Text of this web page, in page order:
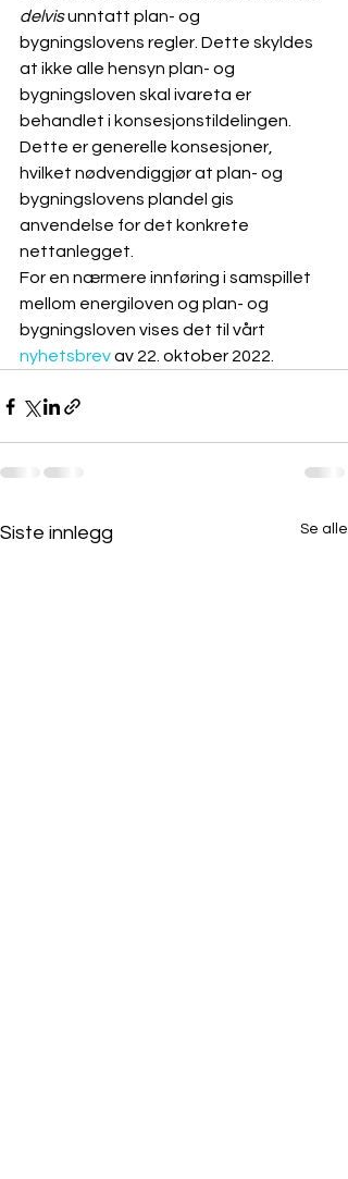
delvis unntatt plan- og
bygningslovens regler. Dette skyldes
at ikke alle hensyn plan- og
bygningsloven skal ivareta er
behandlet i konsesjonstildelingen.
Dette er generelle konsesjoner,
hvilket nødvendiggjør at plan- og
bygningslovens plandel gis
anvendelse for det konkrete
nettanlegget.
For en nærmere innføring i samspillet
mellom energiloven og plan- og
bygningsloven vises det til vårt
nyhetsbrev av 22. oktober 2022.
Siste innlegg Se alle